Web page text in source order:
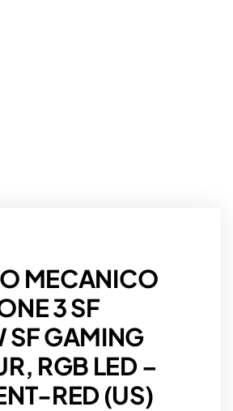
MECANICO
3 SF
SF GAMING
RGB LED –
RED (US)